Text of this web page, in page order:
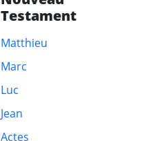
Testament
Matthieu
Marc
Luc
Jean
Actes